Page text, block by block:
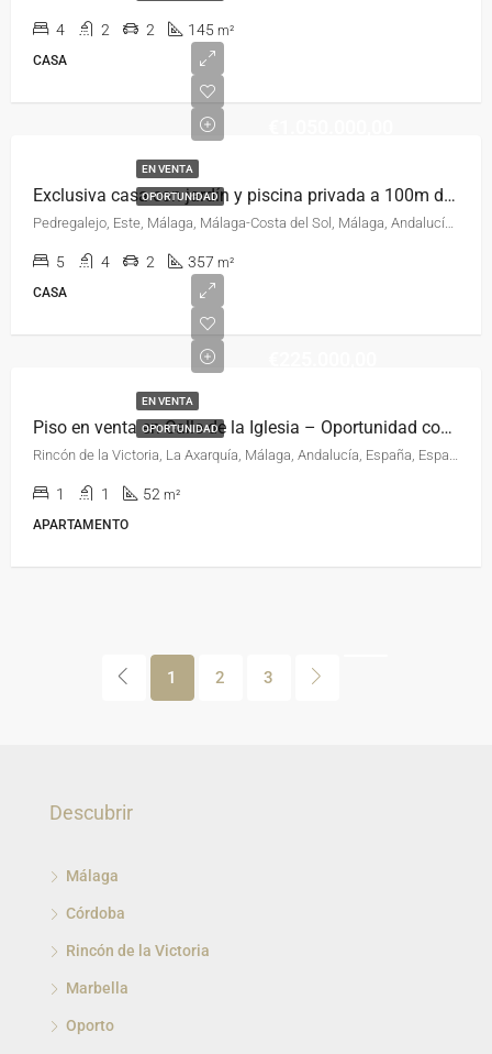
4 2 2 145 m²
CASA
EN VENTA
OPORTUNIDAD Exclusiva casa con jardín y piscina privada a 100m de la playa en Pedregalejo
Pedregalejo, Este, Málaga, Málaga-Costa del Sol, Málaga, Andalucía, España, España, Málaga-Costa del Sol
5 4 2 357 m²
CASA
EN VENTA
OPORTUNIDAD Piso en venta en Calle de la Iglesia – Oportunidad con licencia turística
Rincón de la Victoria, La Axarquía, Málaga, Andalucía, España, España, La Axarquía
1 1 52 m²
APARTAMENTO
1 2 3
Descubrir
Málaga
Córdoba
Rincón de la Victoria
Marbella
Oporto